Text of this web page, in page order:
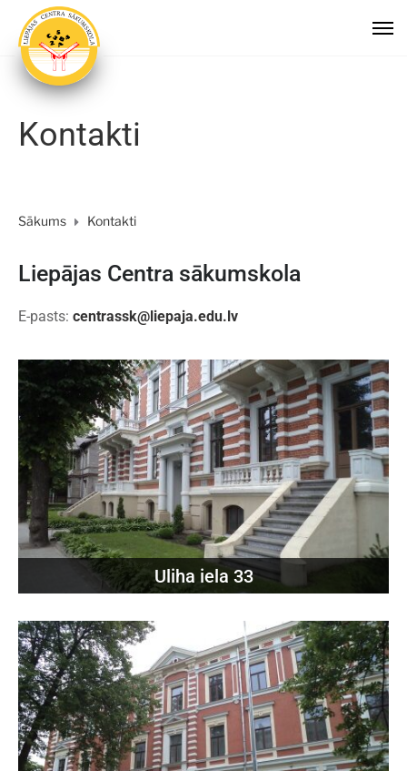
Kontakti
Sākums Kontakti
Liepājas Centra sākumskola
E-pasts: centrassk@liepaja.edu.lv
Uliha iela 33
Uliha iela 33, Liepāja
LV – 3401
Latvija
Toma iela 19, Liepāja
LV – 3401
Latvija